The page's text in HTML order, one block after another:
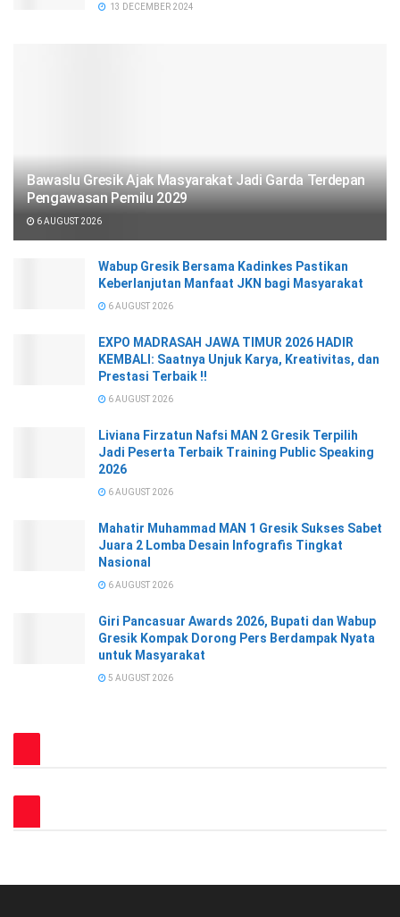
13 DECEMBER 2024
Bawaslu Gresik Ajak Masyarakat Jadi Garda Terdepan
Pengawasan Pemilu 2029
6 AUGUST 2026
Wabup Gresik Bersama Kadinkes Pastikan
Keberlanjutan Manfaat JKN bagi Masyarakat
6 AUGUST 2026
EXPO MADRASAH JAWA TIMUR 2026 HADIR
KEMBALI: Saatnya Unjuk Karya, Kreativitas, dan
Prestasi Terbaik !!
6 AUGUST 2026
Liviana Firzatun Nafsi MAN 2 Gresik Terpilih
Jadi Peserta Terbaik Training Public Speaking
2026
6 AUGUST 2026
Mahatir Muhammad MAN 1 Gresik Sukses Sabet
Juara 2 Lomba Desain Infografis Tingkat
Nasional
6 AUGUST 2026
Giri Pancasuar Awards 2026, Bupati dan Wabup
Gresik Kompak Dorong Pers Berdampak Nyata
untuk Masyarakat
5 AUGUST 2026